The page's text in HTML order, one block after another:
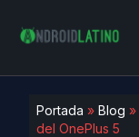
Portada » Blog »
del OnePlus 5